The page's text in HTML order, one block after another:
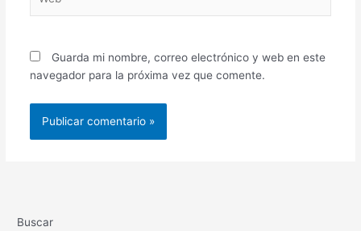
Guarda mi nombre, correo electrónico y web en este
navegador para la próxima vez que comente.
Buscar